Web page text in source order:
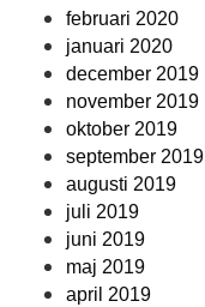
februari 2020
januari 2020
december 2019
november 2019
oktober 2019
september 2019
augusti 2019
juli 2019
juni 2019
maj 2019
april 2019